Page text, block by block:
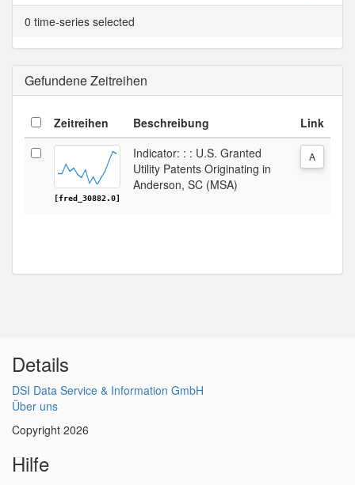
Tabellenansicht.
0 time-series selected
Gefundene Zeitreihen
Zeitreihen Beschreibung Link
[fred_30882.0]
Indicator: : : U.S. Granted
Utility Patents Originating in
Anderson, SC (MSA)
A
Details
DSI Data Service & Information GmbH
Über uns
Copyright 2026
Hilfe